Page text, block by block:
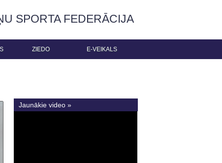
SPORTA FEDERĀCIJA
ZIEDO E-VEIKALS
Jaunākie video »